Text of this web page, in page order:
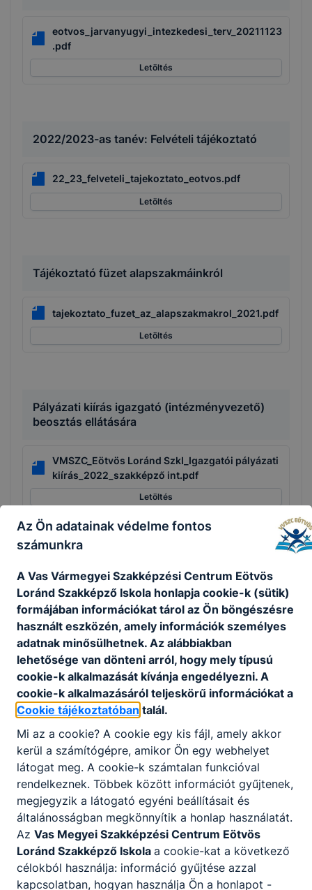
eotvos_jarvanyugyi_intezkedesi_terv_20211123
.pdf
Letöltés
2022/2023-as tanév: Felvételi tájékoztató
22_23_felveteli_tajekoztato_eotvos.pdf
Letöltés
Tájékoztató füzet alapszakmáinkról
tajekoztato_fuzet_az_alapszakmakrol_2021.pdf
Letöltés
Pályázati kiírás igazgató (intézményvezető)
beosztás ellátására
VMSZC_Eötvös Loránd SzkI_Igazgatói pályázati
kiírás_2022_szakképző int.pdf
Letöltés
Egészségügyi és pályaalkalmassági vizsgálat
2022
Eötvös_TÁJÉKOZTATÓ_Egészségügyi_és_
pályaalkalmassági_vizsgálat2022.pdf
Letöltés
Felvételi jegyzék 2022.
Felvételi_jegyzék_2022_Eötvös_220322.pdf
Érettségizőknek
Az Ön adatainak védelme fontos
számunkra
A Vas Vármegyei Szakképzési Centrum Eötvös
Loránd Szakképző Iskola honlapja cookie-k (sütik)
formájában információkat tárol az Ön böngészésre
használt eszközén, amely információk személyes
adatnak minősülhetnek. Az alábbiakban
lehetősége van dönteni arról, hogy mely típusú
cookie-k alkalmazását kívánja engedélyezni. A
cookie-k alkalmazásáról teljeskörű információkat a
Cookie tájékoztatóban talál.
Mi az a cookie? A cookie egy kis fájl, amely akkor
kerül a számítógépre, amikor Ön egy webhelyet
látogat meg. A cookie-k számtalan funkcióval
rendelkeznek. Többek között információt gyűjtenek,
megjegyzik a látogató egyéni beállításait és
általánosságban megkönnyítik a honlap használatát.
Az Vas Megyei Szakképzési Centrum Eötvös
Loránd Szakképző Iskola a cookie-kat a következő
célokból használja: információ gyűjtése azzal
kapcsolatban, hogyan használja Ön a honlapot -